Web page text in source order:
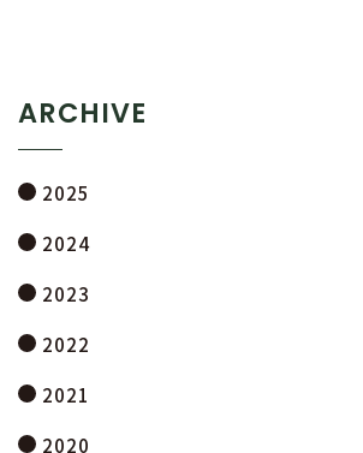
ARCHIVE
2025
2024
2023
2022
2021
2020